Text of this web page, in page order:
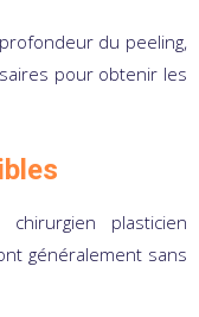
du peeling,
pour obtenir les
plasticien
généralement sans